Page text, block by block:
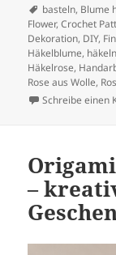
Schlagwörter
basteln, Blume
Flower,Crochet
Dekoration, DIY,
Häkelblume, häkeln
Häkelrose,
Rose aus Wolle,
Schreibe einen
–